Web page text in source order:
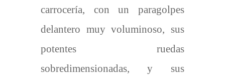
carrocería, con un paragolpes
delantero muy voluminoso, sus
potentes ruedas
sobredimensionadas, y sus